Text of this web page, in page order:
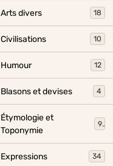
Arts divers 18
Civilisations 10
Humour 12
Blasons et devises 4
Étymologie et
Toponymie
9
Expressions 34